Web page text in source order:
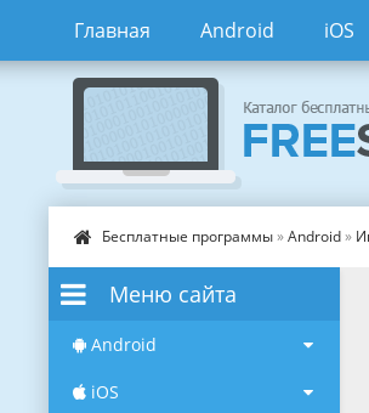
Главная Android iOS
Бесплатные программы»Android»
Меню сайта
Android
iOS